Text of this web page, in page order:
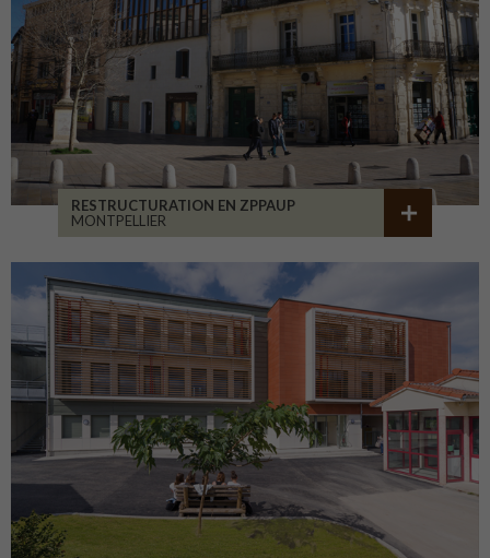
RESTRUCTURATION EN ZPPAUP
MONTPELLIER